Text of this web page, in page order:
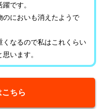
です。
のにおいも消えたようで
くなるので私はこれくらい
います。
ちら